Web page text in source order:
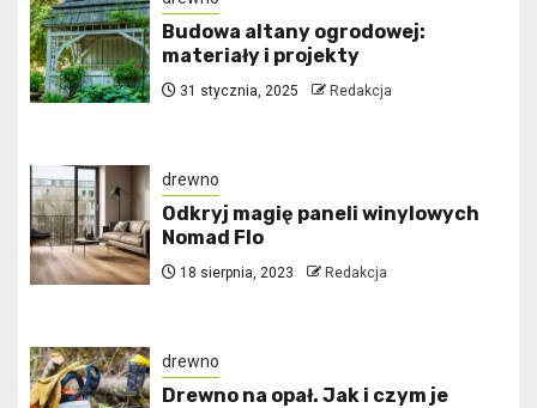
Budowa altany ogrodowej:
materiały i projekty
31 stycznia, 2025 Redakcja
drewno
Odkryj magię paneli winylowych
Nomad Flo
18 sierpnia, 2023 Redakcja
drewno
Drewno na opał. Jak i czym je